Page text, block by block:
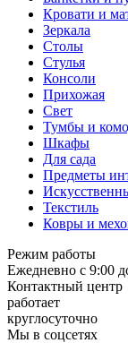
Кровати и
Зеркала
Столы
Стулья
Консоли
Прихожая
Свет
Тумбы и
Шкафы
Для сада
Предметы
Текстиль
Ковры и
Режим работы
Ежедневно с 9:00
Контактный центр
работает
круглосуточно
Мы в соцсетях